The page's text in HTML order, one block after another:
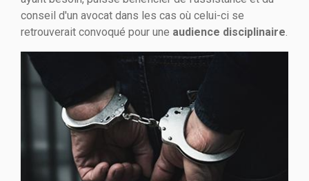
conseil d'un avocat dans les cas où celui-ci se
retrouverait convoqué pour une audience disciplinaire.